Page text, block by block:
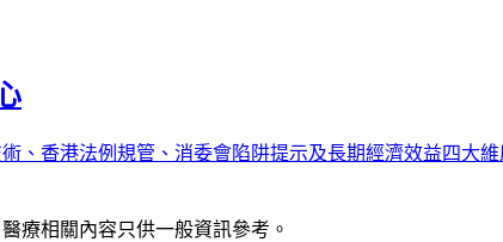
、香港法例規管、消委會陷阱提示及長期經濟效益四大
療相關內容只供一般資訊參考。